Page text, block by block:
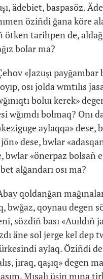
ädebiet, baspasöz.
öziñdi ğana köre
tarihpen de,
bolar ma?
«Jazuşı
osı jolda wmtılıs
boluı kerek»
wğımdı bolmaq? Onı
aylaqqa» dese,
dese, bwlar
bwlar «önerpaz bolsañ
alğandarı osı ma?
qoldanğan
bwğaz, qoynau degen
sözdiñ bası «Auıldıñ
äne sol jerge kel dep
aylaq. Öziñdi de
jıraq, qaşıq» degen
Mısalı üşin mına